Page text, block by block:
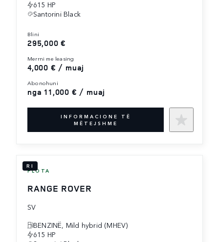
615 HP
Santorini Black
blini
295,000 €
merrni me leasing
4,000 € / muaj
abonohuni
nga 11,000 € / muaj
INFORMACIONE TË
MËTEJSHME
RI
FLOTA
RANGE ROVER
SV
BENZINË, Mild hybrid (MHEV)
615 HP